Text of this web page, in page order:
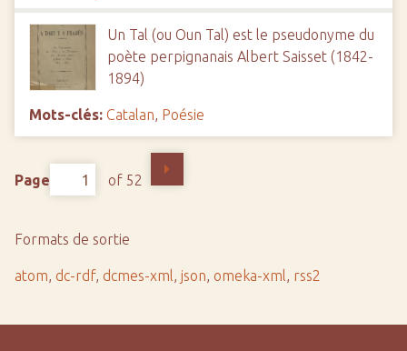
Un Tal (ou Oun Tal) est le pseudonyme du
poète perpignanais Albert Saisset (1842-
1894)
Mots-clés: Catalan, Poésie
Page of 52
Formats de sortie
atom, dc-rdf, dcmes-xml, json, omeka-xml, rss2